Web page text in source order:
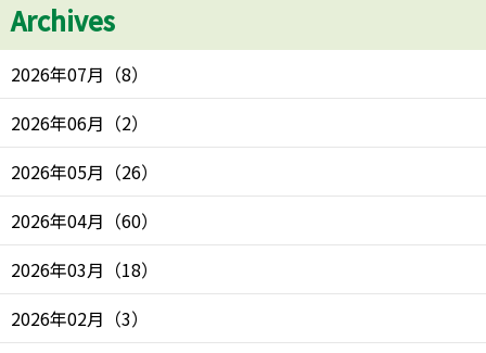
Archives
2026年07月 （8）
2026年06月 （2）
2026年05月 （26）
2026年04月 （60）
2026年03月 （18）
2026年02月 （3）